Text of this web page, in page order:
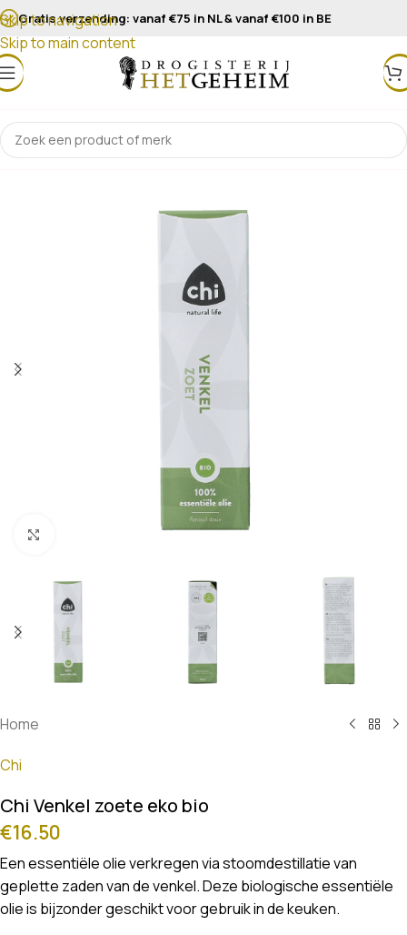
Skip to navigation
Skip to main content
Gratis verzending: vanaf €75 in NL & vanaf €100 in BE
Klik om te vergroten
Home
Chi
Chi Venkel zoete eko bio
€16.50
Een essentiële olie verkregen via stoomdestillatie van
geplette zaden van de venkel. Deze biologische essentiële
olie is bijzonder geschikt voor gebruik in de keuken.